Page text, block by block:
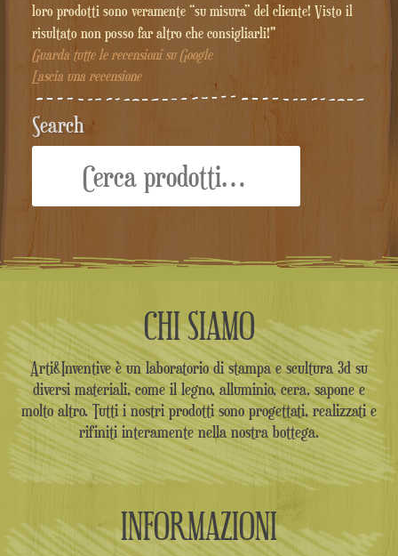
loro prodotti sono veramente “su misura” del cliente! Visto il
risultato non posso far altro che consigliarli!"
Guarda tutte le recensioni su Google
Lascia una recensione
Search
CHI SIAMO
Arti&Inventive è un laboratorio di stampa e scultura 3d su
diversi materiali, come il legno, alluminio, cera, sapone e
molto altro. Tutti i nostri prodotti sono progettati, realizzati e
rifiniti interamente nella nostra bottega.
INFORMAZIONI